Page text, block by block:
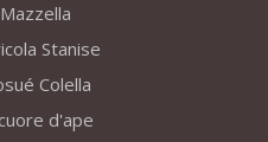
Stanise
Colella
d'ape